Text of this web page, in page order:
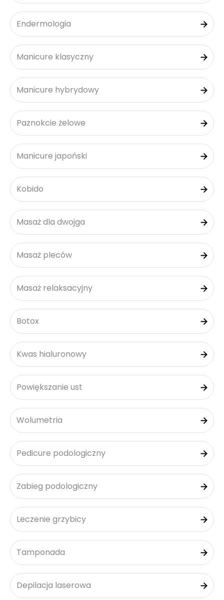
Endermologia
Manicure klasyczny
Manicure hybrydowy
Paznokcie żelowe
Manicure japoński
Kobido
Masaż dla dwojga
Masaż pleców
Masaż relaksacyjny
Botox
Kwas hialuronowy
Powiększanie ust
Wolumetria
Pedicure podologiczny
Zabieg podologiczny
Leczenie grzybicy
Tamponada
Depilacja laserowa